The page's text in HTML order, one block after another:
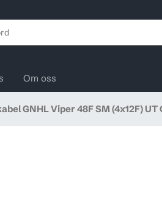
Om oss
GNHL Viper 48F SM (4x12F) UT